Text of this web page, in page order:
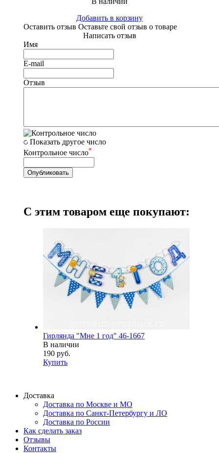
Добавить в корзину
Оставить отзыв Оставьте свой отзыв о товаре
Написать отзыв
Имя
E-mail
Отзыв
Показать другое число
Контрольное число*
С этим товаром еще покупают:
Гирлянда "Мне 1 год" 46-1667
В наличии
190 руб.
Купить
Доставка
Доставка по Москве и МО
Доставка по Санкт-Петербургу и ЛО
Доставка по России
Как сделать заказ
Отзывы
Контакты